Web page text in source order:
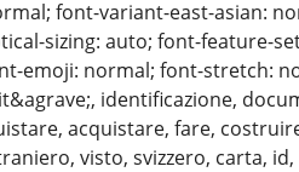
font-variant-east-asian:
sizing: auto; font-feature-
normal; font-stretch:
identificazione,
acquistare, fare,
visto, svizzero, carta,